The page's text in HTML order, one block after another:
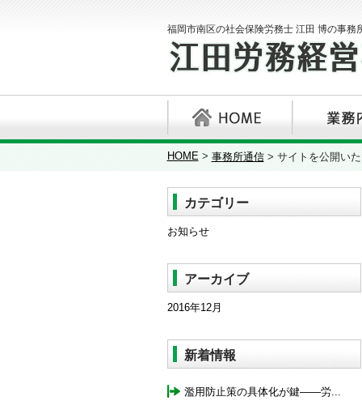
福岡市南区の社会保険労務士 江田 博の事務
HOME> 事務所通信> サイトを公開い
カテゴリー
お知らせ
アーカイブ
2016年12月
新着情報
濫用防止策の具体化が鍵――労...